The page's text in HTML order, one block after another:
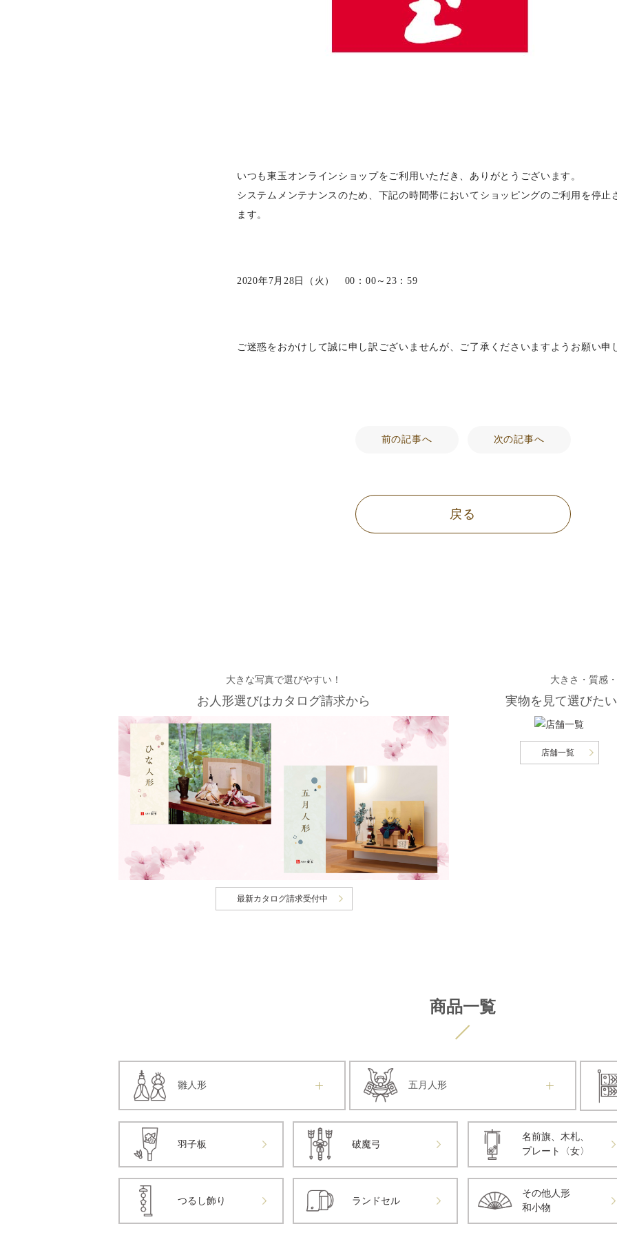
いつも東玉オンラインショップをご利用いただき、ありがとうございます。
システムメンテナンスのため、下記の時間帯においてショッピングのご利用を停止
ます。
2020年7月28日（火） 00：00～23：59
ご迷惑をおかけして誠に申し訳ございませんが、ご了承くださいますようお願い申
前の記事へ 次の記事へ
戻る
大きな写真で選びやすい！
お人形選びはカタログ請求から
最新カタログ請求受付中
大きさ・質感
実物を見て選びた
店舗一覧
商品一覧
雛人形 五月人形
羽子板 破魔弓
名前旗、木札、
プレート〈女〉
つるし飾り ランドセル
その他人形
和小物